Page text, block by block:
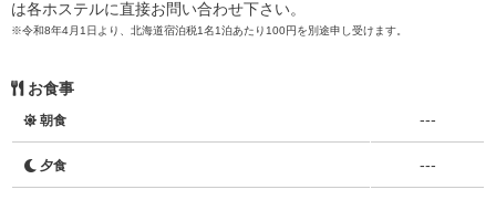
は各ホステルに直接お問い合わせ下さい。
※令和8年4月1日より、北海道宿泊税1名1泊あたり100円を別途申し受けます。
お食事
朝食 ---
夕食 ---